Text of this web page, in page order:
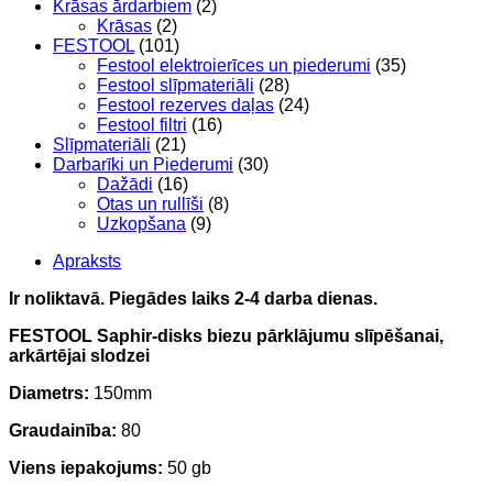
Krāsas ārdarbiem (2)
Krāsas (2)
FESTOOL (101)
Festool elektroierīces un piederumi (35)
Festool slīpmateriāli (28)
Festool rezerves daļas (24)
Festool filtri (16)
Slīpmateriāli (21)
Darbarīki un Piederumi (30)
Dažādi (16)
Otas un rullīši (8)
Uzkopšana (9)
Apraksts
Ir noliktavā. Piegādes laiks 2-4 darba dienas.
FESTOOL Saphir-disks biezu pārklājumu slīpēšanai,
arkārtējai slodzei
Diametrs: 150mm
Graudainība: 80
Viens iepakojums: 50 gb